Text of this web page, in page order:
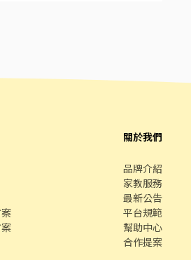
關於我們
品牌介紹
家教服務
最新公告
平台規範
幫助中心
合作提案